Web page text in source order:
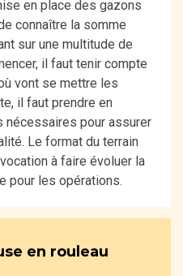
en place des gazons
connaître la somme
sur une multitude de
il faut tenir compte
vont se mettre les
il faut prendre en
pour assurer
Le format du terrain
à faire évoluer la
pour les opérations.
en rouleau